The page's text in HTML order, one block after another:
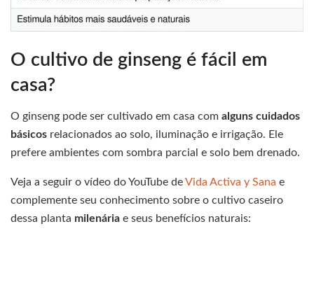
O cultivo de ginseng é fácil em
casa?
O ginseng pode ser cultivado em casa com alguns cuidados
básicos relacionados ao solo, iluminação e irrigação. Ele
prefere ambientes com sombra parcial e solo bem drenado.
Veja a seguir o vídeo do YouTube deVida Activa y Sana e
complemente seu conhecimento sobre o cultivo caseiro
dessa planta milenária e seus benefícios naturais: